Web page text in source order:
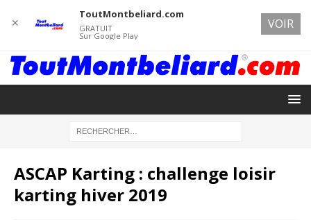
ASCAP Karting : challenge loisir
karting hiver 2019
✕
ToutMontbeliard.com
GRATUIT
Sur Google Play
VOIR